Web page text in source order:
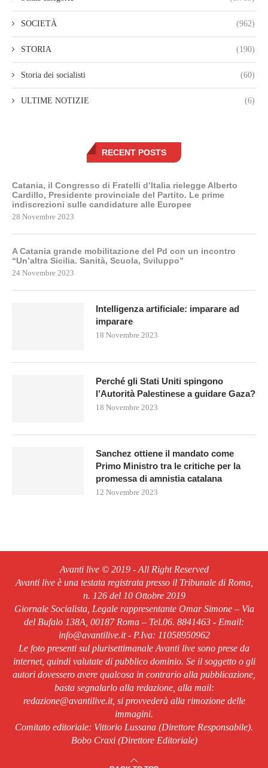
SOCIETÀ (962)
STORIA (190)
Storia dei socialisti (60)
ULTIME NOTIZIE (6)
RECENT POSTS
Catania, il Congresso di Fratelli d’Italia rielegge Alberto
Cardillo, Presidente provinciale del Partito. Le prime
indiscrezioni sulle candidature alle Europee
28 Novembre 2023
A Catania grande mobilitazione del Pd con un incontro
“Un’altra Sicilia. Sanità, Scuola, Sviluppo”
24 Novembre 2023
Intelligenza artificiale: imparare ad
imparare
18 Novembre 2023
Perché gli Stati Uniti spingono
l’Autorità Palestinese a guidare Gaza?
18 Novembre 2023
Sanchez ottiene il mandato come
Primo Ministro tra le critiche per la
promessa di amnistia catalana
12 Novembre 2023
Avanti live © 2019 - All Right Reserved
Avanti live è una testata registrata presso il Tribunale di Roma,
n. 126 del 10 Ottobre 2019
Giornale Socialista, Legale rappresentante Omar Simone – Via
del Bufalo 138A, 00187 Roma – Tel.06. 8841463 - Email:
info@avantilive.it - P.Iva: 11058950962
Le foto presenti sul plurisettimanale Avanti live sono prese da
internet, quindi valutate di pubblico dominio. Se il soggetto o gli
autori dovessero avere qualcosa in contrario alla pubblicazione,
basta segnalarlo alla redazione, alla mail:
redazione@avantilive.it, si provvederà alla rimozione delle
immagini.
Comitato editoriale: Vittorio Lussana (Direttore Responsabile).
Bobo Craxi (Direttore Editoriale)